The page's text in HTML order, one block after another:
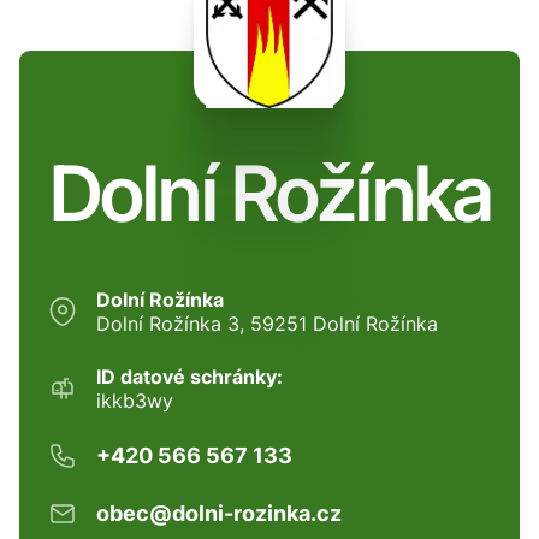
Dolní Rožínka
Dolní Rožínka
Dolní Rožínka 3, 59251 Dolní Rožínka
ID datové schránky:
ikkb3wy
+420 566 567 133
obec@dolni-rozinka.cz